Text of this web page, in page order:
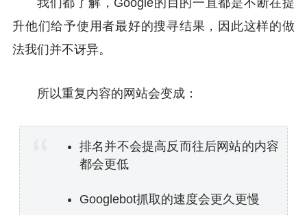
我们都了解，Google的目的一直都是不断在提
升他们给予使用者最好的搜寻结果，因此这样的做
法我们并不讶异。
所以重复内容的网站会变成：
排名并不会提高反而往后网站的内容
都会更低
Googlebot抓取的速度会更久更慢